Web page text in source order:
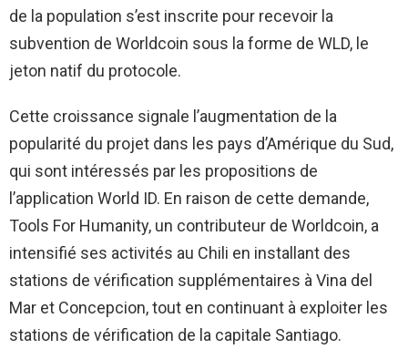
de la population s’est inscrite pour recevoir la
subvention de Worldcoin sous la forme de WLD, le
jeton natif du protocole.
Cette croissance signale l’augmentation de la
popularité du projet dans les pays d’Amérique du Sud,
qui sont intéressés par les propositions de
l’application World ID. En raison de cette demande,
Tools For Humanity, un contributeur de Worldcoin, a
intensifié ses activités au Chili en installant des
stations de vérification supplémentaires à Vina del
Mar et Concepcion, tout en continuant à exploiter les
stations de vérification de la capitale Santiago.